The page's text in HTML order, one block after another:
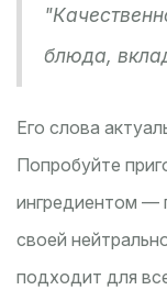
блюда,
Его слова
Попробуйте
ингредиентом —
своей
подходит для